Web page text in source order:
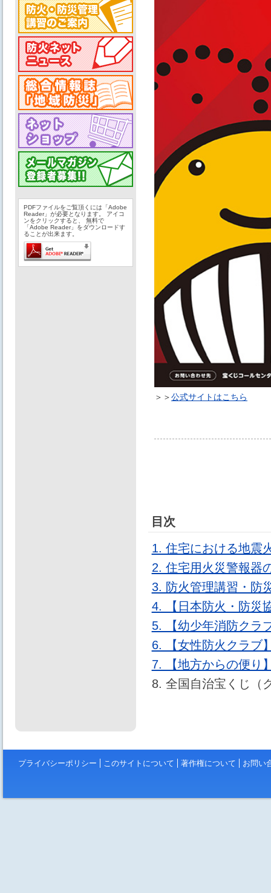
PDFファイルをご覧頂くには「Adobe
Reader」が必要となります。 アイコ
ンをクリックすると、 無料で
「Adobe Reader」をダウンロードす
ることが出来ます。
＞＞公式サイトはこちら
目次
1. 住宅における地震
2. 住宅用火災警報器
3. 防火管理講習・防
4. 【日本防火・防災
5. 【幼少年消防クラ
6. 【女性防火クラブ
7. 【地方からの便り
8. 全国自治宝くじ（
プライバシーポリシー このサイトについて 著作権について お問い